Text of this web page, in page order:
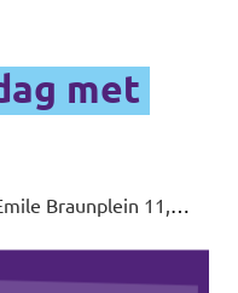
met
Braunplein 11,